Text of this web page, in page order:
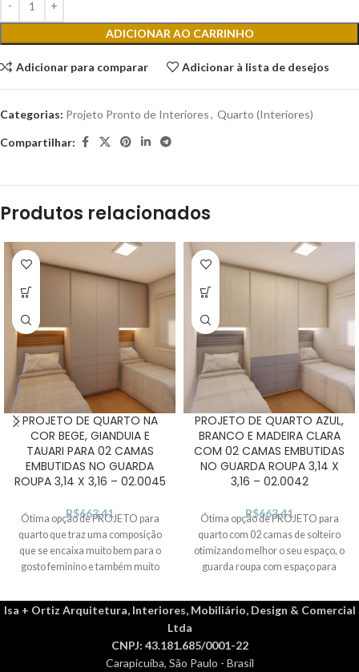
ADICIONAR AO CARRINHO
Adicionar para comparar Adicionar à lista de desejos
Categorias: Projeto Pronto de Interiores, Quarto (Interiores)
Compartilhar:
Produtos relacionados
PROJETO DE QUARTO NA
COR BEGE, GIANDUIA E
TAUARI PARA 02 CAMAS
EMBUTIDAS NO GUARDA
ROUPA 3,14 X 3,16 – 02.0045
R$663,41
Ótima opção de PROJETO para
quarto que traz uma composição
que se encaixa muito bem para o
gosto feminino e também muito
02 camas de solteiro para otimizar
o quarto, o guarda-roupa com
cabeceira com iluminação de fita
led no topo e acabamento dos
PROJETO DE QUARTO AZUL,
BRANCO E MADEIRA CLARA
COM 02 CAMAS EMBUTIDAS
NO GUARDA ROUPA 3,14 X
3,16 – 02.0042
R$663,41
Ótima opção de PROJETO para
quarto com 02 camas de solteiro
otimizando melhor o seu espaço, o
guarda roupa com espaço para
iluminação de fita led no topo e
acabamento dos móveis sem
visual mais limpo aos móveis com
uma combinação mais despojada
Isa + Ortiz Arquitetura, Interiores, Mobiliário, Design & Comercial
Ltda
CNPJ: 43.181.685/0001-22
Carapicuíba, São Paulo - Brasil